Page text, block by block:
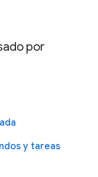
por
y tareas